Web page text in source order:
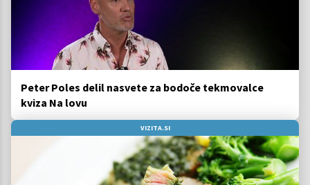
Peter Poles delil nasvete za bodoče tekmovalce
kviza Na lovu
VIZITA.SI